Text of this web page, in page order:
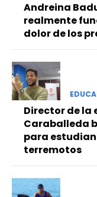
Andreina
realmente
dolor de los
Director de la
Caraballeda
para
terremotos